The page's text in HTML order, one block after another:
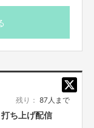
買い求め頂け
。
残り： 87人まで
ち上げ配信